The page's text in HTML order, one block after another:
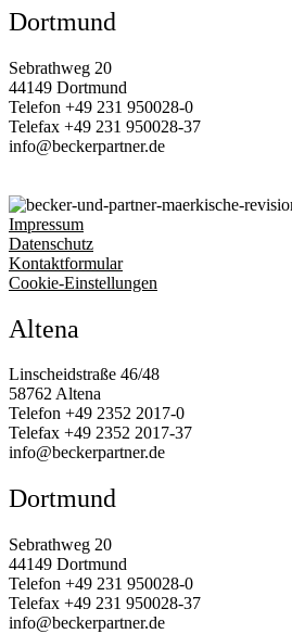
Dortmund
Sebrathweg 20
44149 Dortmund
Telefon +49 231 950028‑0
Telefax +49 231 950028‑37
info@beckerpartner.de
Impressum
Datenschutz
Kontaktformular
Cookie-Einstellungen
Altena
Linscheidstraße 46/48
58762 Altena
Telefon +49 2352 2017‑0
Telefax +49 2352 2017‑37
info@beckerpartner.de
Dortmund
Sebrathweg 20
44149 Dortmund
Telefon +49 231 950028‑0
Telefax +49 231 950028-37
info@beckerpartner.de